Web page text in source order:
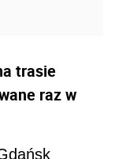
trasie
raz w